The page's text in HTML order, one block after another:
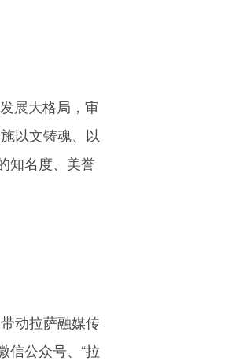
展大格局，审
以文铸魂、以
知名度、美誉
动拉萨融媒传
信公众号、“拉